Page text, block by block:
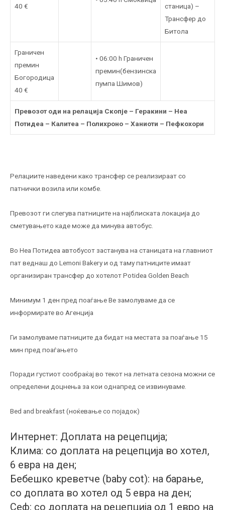
40 €
станица) –
Трансфер до
Битола
Граничен
премин
Богородица
40 €
• 06:00 h Граничен
премин(бензинска
пумпа Шимов)
Превозот оди на релација Скопје – Геракини – Неа
Потидеа – Калитеа – Полихроно – Ханиоти – Пефкохори
Релациите наведени како трансфер се реализираат со
патнички возила или комбe.
Превозот ги слегува патниците на најблиската локација до
сметувањето каде може да минува автобус.
Во Неа Потидеа автобусот застанува на станицата на главниот
пат веднаш до Lemoni Bakery и од таму патниците имаат
организиран трансфер до хотелот Potidea Golden Beach
Минимум 1 ден пред поаѓање Ве замолуваме да се
информирате во Агенција
Ги замолуваме патниците да бидат на местата за поаѓање 15
мин пред поаѓањето
Поради густиот сообраќај во текот на летната сезона можни се
определени доцнења за кои однапред се извинуваме.
Bed and breakfast (ноќевање со појадок)
Интернет: Доплата на рецепција;
Клима: со доплата на рецепција во хотел,
6 евра на ден;
Бебешко креветче (baby cot): на барање,
со доплата во хотел од 5 евра на ден;
Сеф: со доплата на рецепција од 1 евро на